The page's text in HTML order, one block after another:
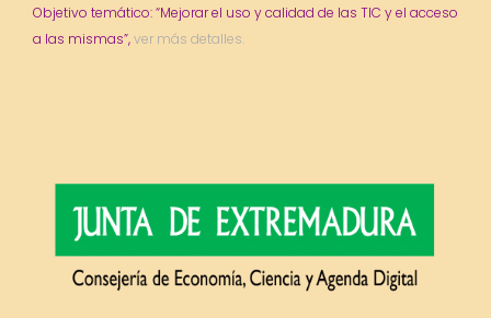
Objetivo temático: “Mejorar el uso y calidad de las TIC y el acceso
a las mismas”,ver más detalles.